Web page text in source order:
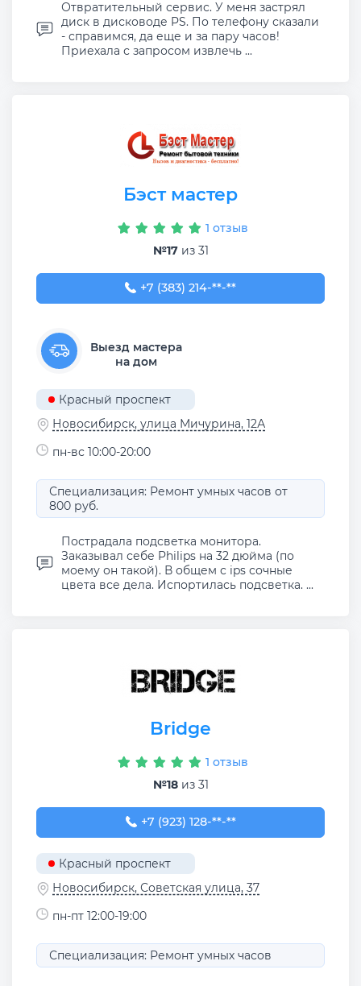
Отвратительный сервис. У меня застрял
диск в дисководе PS. По телефону сказали
- справимся, да еще и за пару часов!
Приехала с запросом извлечь ...
Бэст мастер
1 отзыв
№17из 31
+7 (383) 214-79-77
+7 (383) 214-**-**
Выезд мастера
на дом
Красный проспект
Новосибирск, улица Мичурина, 12А
пн-вс 10:00-20:00
Специализация: Ремонт умных часов от
800 руб.
Пострадала подсветка монитора.
Заказывал себе Philips на 32 дюйма (по
моему он такой). В общем с ips сочные
цвета все дела. Испортилась подсветка. ...
Bridge
1 отзыв
№18из 31
+7 (923) 128-48-51
+7 (923) 128-**-**
Красный проспект
Новосибирск, Советская улица, 37
пн-пт 12:00-19:00
Специализация: Ремонт умных часов